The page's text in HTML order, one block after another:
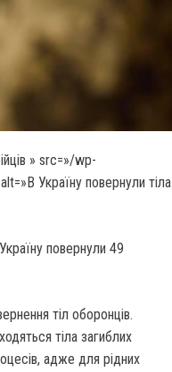
» src=»/wp-
Україну повернули тіла
повернули 49
тіл оборонців.
тіла загиблих
адже для рідних